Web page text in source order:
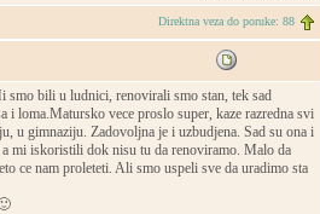
Direktna veza do poruke: 88
smo bili u ludnici, renovirali smo stan, tek sad
i loma.Matursko vece proslo super, kaze razredna svi
u gimnaziju. Zadovoljna je i uzbudjena. Sad su ona i
mi iskoristili dok nisu tu da renoviramo. Malo da
ce nam proleteti. Ali smo uspeli sve da uradimo sta